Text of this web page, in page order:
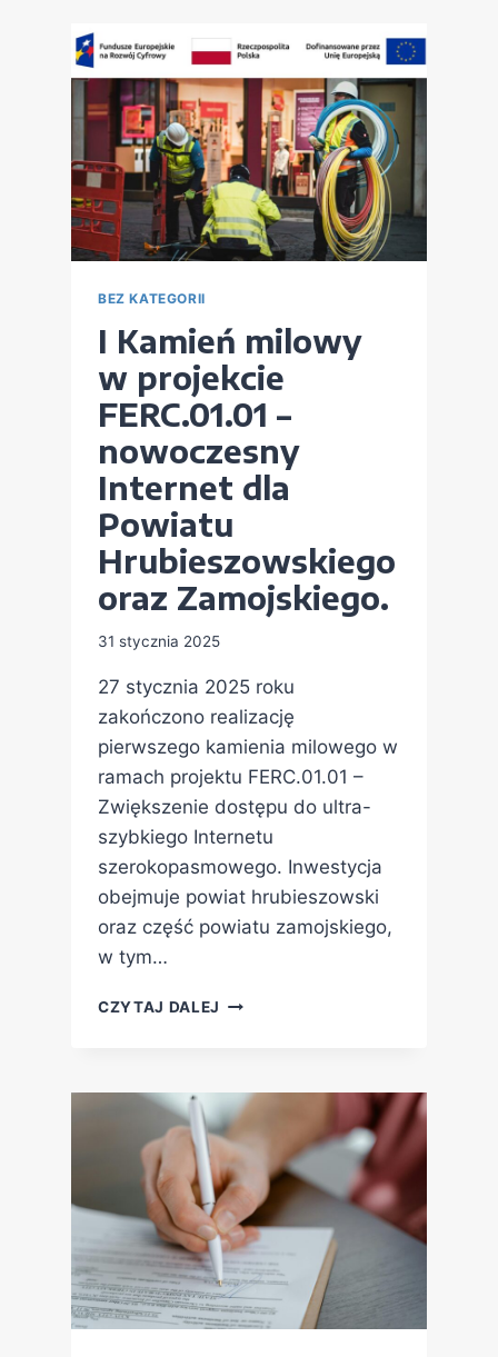
BEZ KATEGORII
I Kamień milowy
w projekcie
FERC.01.01 –
nowoczesny
Internet dla
Powiatu
Hrubieszowskiego
oraz Zamojskiego.
31 stycznia 2025
27 stycznia 2025 roku
zakończono realizację
pierwszego kamienia milowego w
ramach projektu FERC.01.01 –
Zwiększenie dostępu do ultra-
szybkiego Internetu
szerokopasmowego. Inwestycja
obejmuje powiat hrubieszowski
oraz część powiatu zamojskiego,
w tym…
CZYTAJ DALEJ